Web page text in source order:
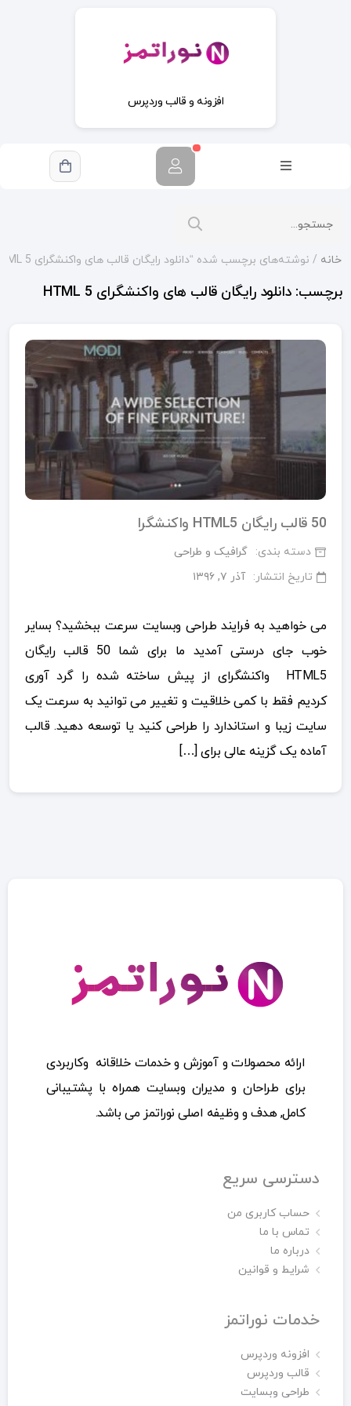
افزونه و قالب وردپرس
خانه / نوشته‌های برچسب شده “دانلود رایگان قالب های واکنشگرای HTML 5”
برچسب:دانلود رایگان قالب های واکنشگرای HTML 5
50 قالب رایگان HTML5 واکنشگرا
دسته بندی: گرافیک و طراحی
تاریخ انتشار: آذر ۷, ۱۳۹۶
می خواهید به فرایند طراحی وبسایت سرعت ببخشید؟ بسایر
خوب جای درستی آمدید ما برای شما 50 قالب رایگان
HTML5 واکنشگرای از پیش ساخته شده را گرد آوری
کردیم فقط با کمی خلاقیت و تغییر می توانید به سرعت یک
سایت زیبا و استاندارد را طراحی کنید یا توسعه دهید. قالب
آماده یک گزینه عالی برای […]
ارائه محصولات و آموزش و خدمات خلاقانه وکاربردی
برای طراحان و مدیران وبسایت همراه با پشتیبانی
کامل, هدف و وظیفه اصلی نوراتمز می باشد.
دسترسی سریع
حساب کاربری من
تماس با ما
درباره ما
شرایط و قوانین
خدمات نوراتمز
افزونه وردپرس
قالب وردپرس
طراحی وبسایت